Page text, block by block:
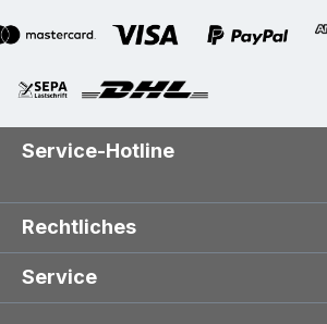
Service-Hotline
Rechtliches
Service